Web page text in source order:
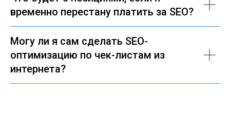
временно перестану платить за SEO?
Могу ли я сам сделать SEO-
оптимизацию по чек-листам из
интернета?